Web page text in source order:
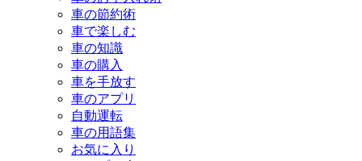
車の節約術
車で楽しむ
車の知識
車の購入
車を手放す
車のアプリ
自動運転
車の用語集
お気に入り